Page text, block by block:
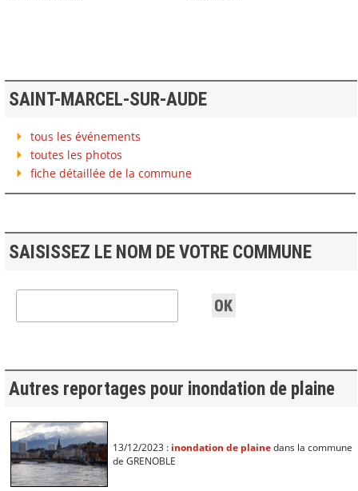
SAINT-MARCEL-SUR-AUDE
tous les événements
toutes les photos
fiche détaillée de la commune
SAISISSEZ LE NOM DE VOTRE COMMUNE
Autres reportages pour inondation de plaine
13/12/2023 : inondation de plainedans la commune
de GRENOBLE